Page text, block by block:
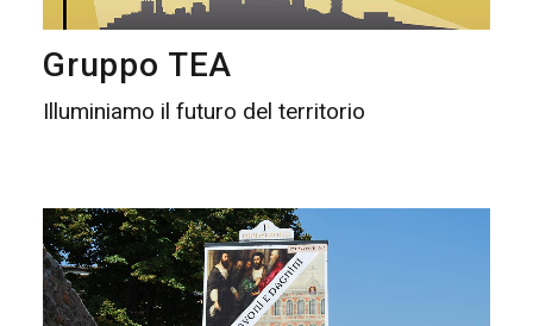
Gruppo TEA
Illuminiamo il futuro del territorio